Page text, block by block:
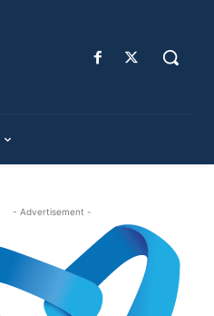
- Advertisement -